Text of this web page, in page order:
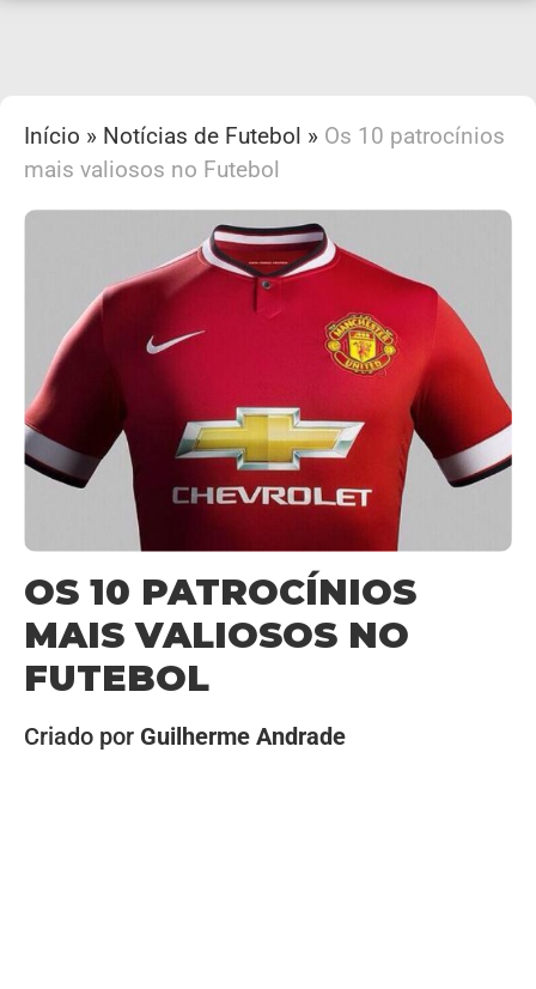
Início » Notícias de Futebol » Os 10 patrocínios
mais valiosos no Futebol
OS 10 PATROCÍNIOS
MAIS VALIOSOS NO
FUTEBOL
Criado por Guilherme Andrade